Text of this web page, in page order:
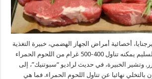
أخصائية أمراض الجهاز الهضمي، خبيرة التغذية
الروسية، أن الشخص السليم يمكنه تناول 400-500 غرام من اللحوم الحمراء
وتشير الخبيرة، في حديث لراديو “سبوتنيك”، إلى
نهائيا عن تناول اللحوم الحمراء. فما هي